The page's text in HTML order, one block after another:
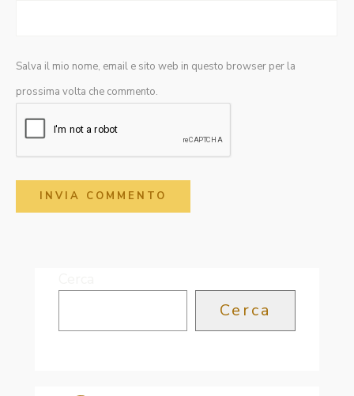
Salva il mio nome, email e sito web in questo browser per la
prossima volta che commento.
Cerca